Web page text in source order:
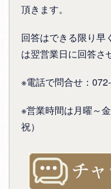
頂きます。
回答はできる限り早
は翌営業日に回答さ
※電話で問合せ：
※営業時間は月曜～
祝）